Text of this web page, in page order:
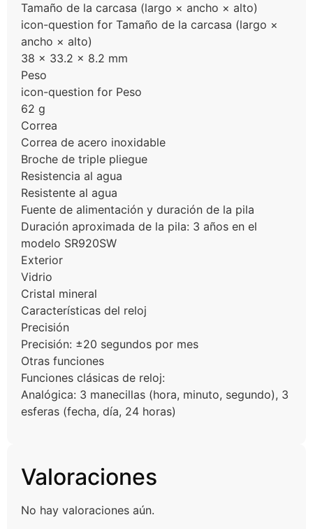
Tamaño de la carcasa (largo × ancho × alto)
icon-question for Tamaño de la carcasa (largo ×
ancho × alto)
38 × 33.2 × 8.2 mm
Peso
icon-question for Peso
62 g
Correa
Correa de acero inoxidable
Broche de triple pliegue
Resistencia al agua
Resistente al agua
Fuente de alimentación y duración de la pila
Duración aproximada de la pila: 3 años en el
modelo SR920SW
Exterior
Vidrio
Cristal mineral
Características del reloj
Precisión
Precisión: ±20 segundos por mes
Otras funciones
Funciones clásicas de reloj:
Analógica: 3 manecillas (hora, minuto, segundo), 3
esferas (fecha, día, 24 horas)
Valoraciones
No hay valoraciones aún.